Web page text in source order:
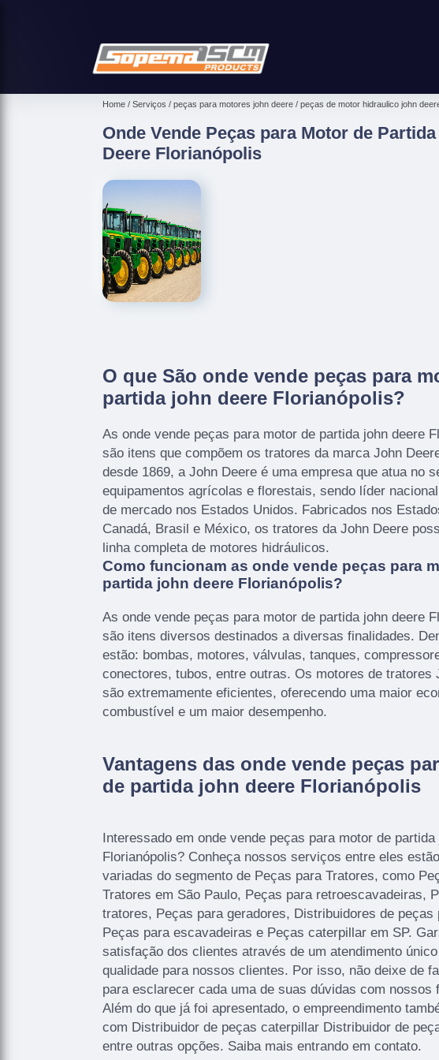
Home Serviços peças para motores john deere peças de motor hidraulico john
Onde Vende Peças para Motor de
Deere Florianópolis
O que São onde vende peças para
partida john deere Florianópolis?
As onde vende peças para motor de partida john deere
são itens que compõem os tratores da marca John
desde 1869, a John Deere é uma empresa que atua no
equipamentos agrícolas e florestais, sendo líder
de mercado nos Estados Unidos. Fabricados nos
Canadá, Brasil e México, os tratores da John Deere
linha completa de motores hidráulicos.
Como funcionam as onde vende peças para
partida john deere Florianópolis?
As onde vende peças para motor de partida john deere
são itens diversos destinados a diversas finalidades.
estão: bombas, motores, válvulas, tanques,
conectores, tubos, entre outras. Os motores de tratores
são extremamente eficientes, oferecendo uma maior
combustível e um maior desempenho.
Vantagens das onde vende peças
de partida john deere Florianópolis
Interessado em onde vende peças para motor de partida
Florianópolis? Conheça nossos serviços entre eles
variadas do segmento de Peças para Tratores, como
Tratores em São Paulo, Peças para retroescavadeiras,
tratores, Peças para geradores, Distribuidores de peças
Peças para escavadeiras e Peças caterpillar em SP.
satisfação dos clientes através de um atendimento
qualidade para nossos clientes. Por isso, não deixe de
para esclarecer cada uma de suas dúvidas com nossos
Além do que já foi apresentado, o empreendimento
com Distribuidor de peças caterpillar Distribuidor de
entre outras opções. Saiba mais entrando em contato.